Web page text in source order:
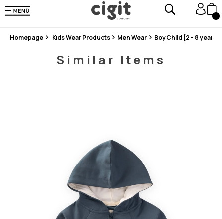
En Uygun Fiyat Garantisi !
300₺ ve Üzeri Alışverişlerde Kargo Ücretsiz !
Homepage Kıds Wear Products Men Wear Boy Child [2 - 8 years]
Similar Items